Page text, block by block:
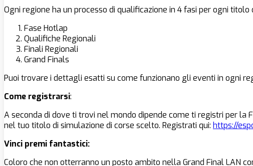
Ogni regione ha un processo di qualificazione in 4 fasi per ogni
Fase Hotlap
Qualifiche Regionali
Finali Regionali
Grand Finals
Puoi trovare i dettagli esatti su come funzionano gli eventi in ogni
Come registrarsi:
A seconda di dove ti trovi nel mondo dipende come ti registri per la
nel tuo titolo di simulazione di corse scelto. Registrati qui: https://
Vinci premi fantastici:
Coloro che non otterranno un posto ambito nella Grand Final LAN